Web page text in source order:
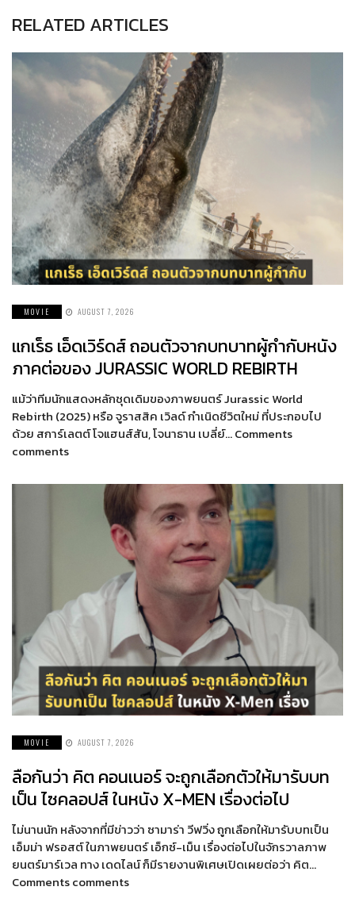
RELATED ARTICLES
MOVIE AUGUST 7, 2026
แกเร็ธ เอ็ดเวิร์ดส์ ถอนตัวจากบทบาทผู้กำกับหนัง
ภาคต่อของ JURASSIC WORLD REBIRTH
แม้ว่าทีมนักแสดงหลักชุดเดิมของภาพยนตร์ Jurassic World
Rebirth (2025) หรือ จูราสสิค เวิลด์ กำเนิดชีวิตใหม่ ที่ประกอบไป
ด้วย สการ์เลตต์ โจแฮนส์สัน, โจนาธาน เบลี่ย์… Comments
comments
MOVIE AUGUST 7, 2026
ลือกันว่า คิต คอนเนอร์ จะถูกเลือกตัวให้มารับบท
เป็น ไซคลอปส์ ในหนัง X-MEN เรื่องต่อไป
ไม่นานนัก หลังจากที่มีข่าวว่า ซามาร่า วีฟวิ่ง ถูกเลือกให้มารับบทเป็น
เอ็มม่า ฟรอสต์ ในภาพยนตร์ เอ็กซ์-เม็น เรื่องต่อไปในจักรวาลภาพ
ยนตร์มาร์เวล ทาง เดดไลน์ ก็มีรายงานพิเศษเปิดเผยต่อว่า คิต…
Comments comments